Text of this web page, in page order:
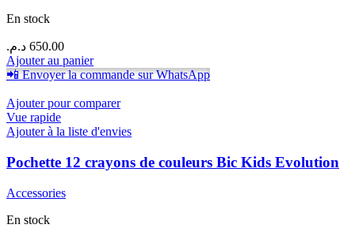
En stock
650.00 د.م.
Ajouter au panier
📲 Envoyer la commande sur WhatsApp
Ajouter pour comparer
Vue rapide
Ajouter à la liste d'envies
Pochette 12 crayons de couleurs Bic Kids Evolution
Accessories
En stock